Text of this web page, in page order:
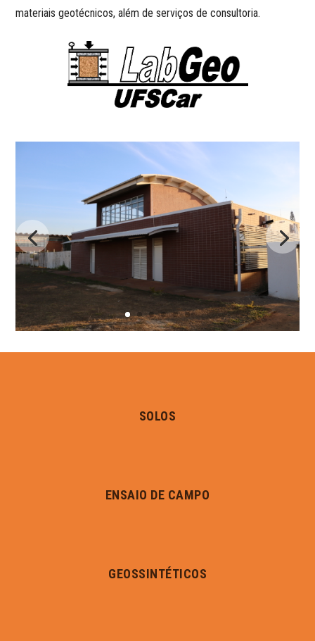
materiais geotécnicos, além de serviços de consultoria.
SOLOS
ENSAIO DE CAMPO
GEOSSINTÉTICOS